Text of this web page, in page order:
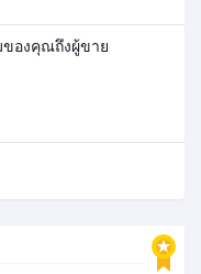
ของคุณถึงผู้ขาย